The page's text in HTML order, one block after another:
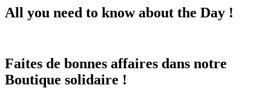
All you need to know about the Day !
Faites de bonnes affaires dans notre
Boutique solidaire !